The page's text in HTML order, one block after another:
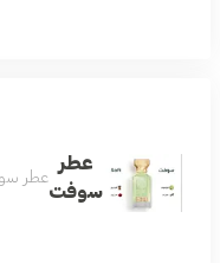
عطر
سوفت
عطر سوفت 75 مل لطيف وناعم وفواح رائحة تملك القلب منعش